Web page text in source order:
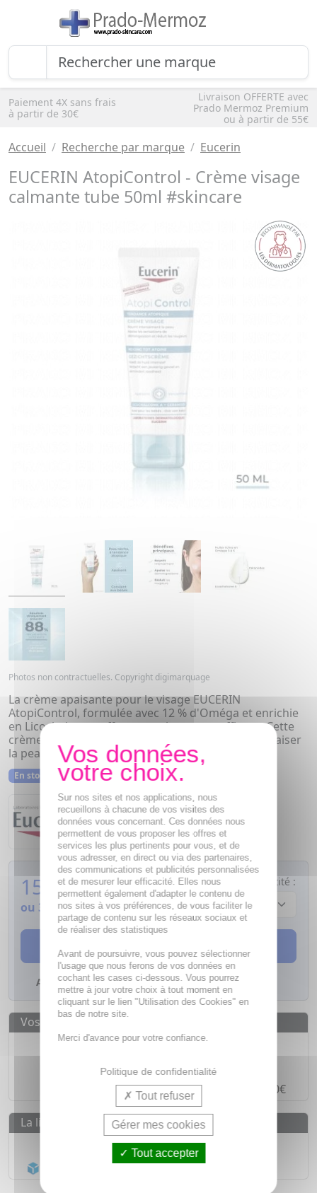
Paiement 4X sans frais
à partir de 30€
Livraison OFFERTE avec
Prado Mermoz Premium
ou à partir de 55€
Accueil Recherche par marque Eucerin
EUCERIN AtopiControl - Crème visage
calmante tube 50ml #skincare
Photos non contractuelles. Copyright digimarquage
La crème apaisante pour le visage EUCERIN
AtopiControl, formulée avec 12 % d'Oméga et enrichie
en Licochalcone, offre un soulagement efficace. Cette
crème calmante est spécialement conçue pour apaiser
la peau du visage.
En stock
Eucerin AtopiControl
15,59€
ou 3,90€si 4 fois sans frais
Quantité :
AJOUTER AU PANIER
Ajouter à mes favoris
Vos avantages
Des prixIMBATTABLES
Paiement en ligneSÉCURISÉ
Paiement en4 fois sans frais à partir de 30€
La livraison
Livraison gratuite dès55€
Acheminement Chronopost
Sur nos sites et nos applications, nous
recueillons à chacune de vos visites des
données vous concernant. Ces données nous
permettent de vous proposer les offres et
services les plus pertinents pour vous, et de
vous adresser, en direct ou via des partenaires,
des communications et publicités personnalisées
et de mesurer leur efficacité. Elles nous
permettent également d'adapter le contenu de
nos sites à vos préférences, de vous faciliter le
partage de contenu sur les réseaux sociaux et
de réaliser des statistiques
Avant de poursuivre, vous pouvez sélectionner
l'usage que nous ferons de vos données en
cochant les cases ci-dessous. Vous pourrez
mettre à jour votre choix à tout moment en
cliquant sur le lien "Utilisation des Cookies" en
bas de notre site.
Merci d'avance pour votre confiance.
Politique de confidentialité
Tout refuser
Gérer mes cookies
Tout accepter